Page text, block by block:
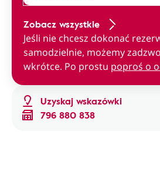
Uzyskaj wskazówki
796 880 838
Zobacz wszystkie
Jeśli nie chcesz dokonać
samodzielnie, możemy
wkrótce. Po prostu poproś o